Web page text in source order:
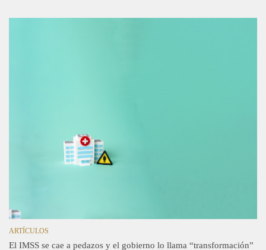
ARTÍCULOS
El IMSS se cae a pedazos y el gobierno lo llama “transformación”